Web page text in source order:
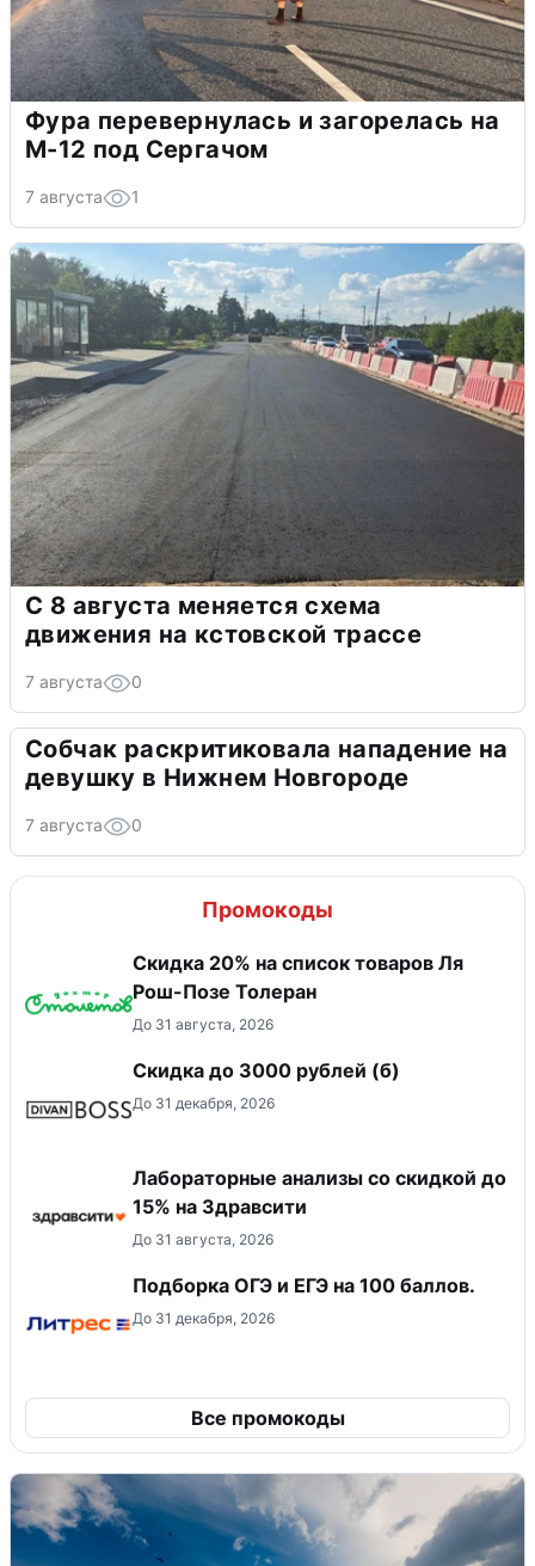
Фура перевернулась и загорелась на
М-12 под Сергачом
7 августа 1
С 8 августа меняется схема
движения на кстовской трассе
7 августа 0
Собчак раскритиковала нападение на
девушку в Нижнем Новгороде
7 августа 0
Промокоды
Скидка 20% на список товаров Ля
Рош-Позе Толеран
До 31 августа, 2026
Скидка до 3000 рублей (б)
До 31 декабря, 2026
Лабораторные анализы со скидкой до
15% на Здравсити
До 31 августа, 2026
Подборка ОГЭ и ЕГЭ на 100 баллов.
До 31 декабря, 2026
Все промокоды